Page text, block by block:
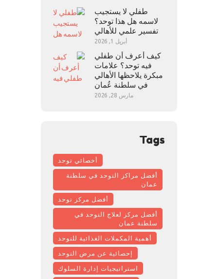
طفلي لا يستجيب
لاسمه هل هذا توحد؟
تفسير علمي للأهالي
أبريل 1, 2026
كيف أعرف أن طفلي
فيه توحد؟ علامات
مبكرة يلاحظها الأهالي
في سلطنة عُمان
مارس 28, 2026
Tags
أخصائي توحد
أفضل مراكز التوحد في سلطنة
عمان
أفضل مركز توحد
أفضل مركز لعلاج التوحد في
سلطنة عمان
أهمية المكملات الغذائية للتوحد
إحصائية عن مرض التوحد
استراتيجيات إدارة السلوك